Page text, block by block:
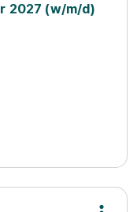
2027 (w/m/d)